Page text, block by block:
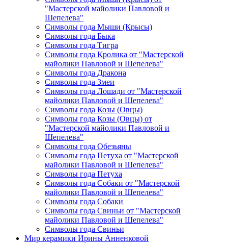
"Мастерской майолики Павловой и
Шепелева"
Символы года Мыши (Крысы)
Символы года Быка
Символы года Тигра
Символы года Кролика от "Мастерской
майолики Павловой и Шепелева"
Символы года Дракона
Символы года Змеи
Символы года Лошади от "Мастерской
майолики Павловой и Шепелева"
Символы года Козы (Овцы)
Символы года Козы (Овцы) от
"Мастерской майолики Павловой и
Шепелева"
Символы года Обезьяны
Символы года Петуха от "Мастерской
майолики Павловой и Шепелева"
Символы года Петуха
Символы года Собаки от "Мастерской
майолики Павловой и Шепелева"
Символы года Собаки
Символы года Свиньи от "Мастерской
майолики Павловой и Шепелева"
Символы года Свиньи
Мир керамики Ирины Анненковой